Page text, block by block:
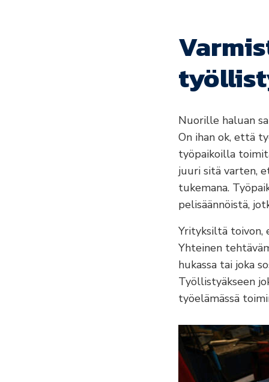
Nuorille haluan
On ihan ok, että
työpaikoilla
juuri sitä varten,
tukemana.
pelisäännöistä,
Yrityksiltä toivon,
Yhteinen
hukassa tai joka
Työllistyäkseen
työelämässä